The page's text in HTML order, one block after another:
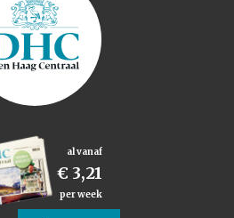
al vanaf
€ 3,21
per week